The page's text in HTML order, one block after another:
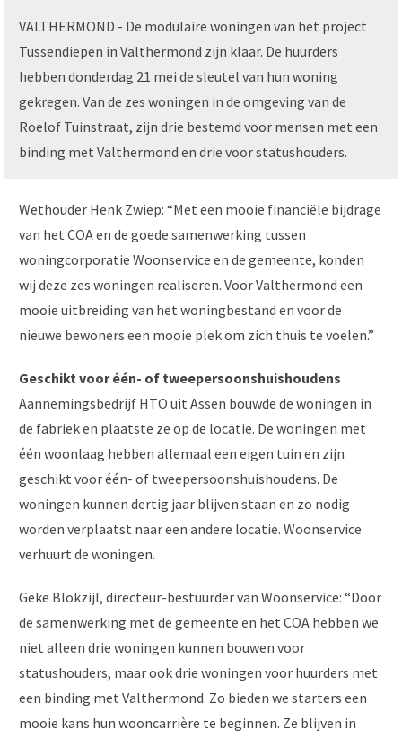
VALTHERMOND - De modulaire woningen van het project
Tussendiepen in Valthermond zijn klaar. De huurders
hebben donderdag 21 mei de sleutel van hun woning
gekregen. Van de zes woningen in de omgeving van de
Roelof Tuinstraat, zijn drie bestemd voor mensen met een
binding met Valthermond en drie voor statushouders.
Wethouder Henk Zwiep: “Met een mooie financiële bijdrage
van het COA en de goede samenwerking tussen
woningcorporatie Woonservice en de gemeente, konden
wij deze zes woningen realiseren. Voor Valthermond een
mooie uitbreiding van het woningbestand en voor de
nieuwe bewoners een mooie plek om zich thuis te voelen.”
Geschikt voor één- of tweepersoonshuishoudens
Aannemingsbedrijf HTO uit Assen bouwde de woningen in
de fabriek en plaatste ze op de locatie. De woningen met
één woonlaag hebben allemaal een eigen tuin en zijn
geschikt voor één- of tweepersoonshuishoudens. De
woningen kunnen dertig jaar blijven staan en zo nodig
worden verplaatst naar een andere locatie. Woonservice
verhuurt de woningen.
Geke Blokzijl, directeur-bestuurder van Woonservice: “Door
de samenwerking met de gemeente en het COA hebben we
niet alleen drie woningen kunnen bouwen voor
statushouders, maar ook drie woningen voor huurders met
een binding met Valthermond. Zo bieden we starters een
mooie kans hun wooncarrière te beginnen. Ze blijven in